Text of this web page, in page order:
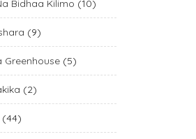
Bidhaa Kilimo (10)
(9)
Greenhouse (5)
(2)
(44)